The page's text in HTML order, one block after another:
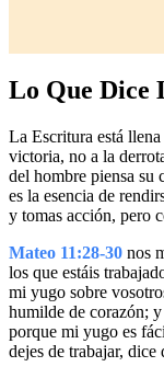
Lo Que Dice
La Escritura está
victoria, no a la
del hombre piensa su
es la esencia de
y tomas acción, pero
Mateo 11:28-30 nos
los que estáis
mi yugo sobre
humilde de corazón; y
porque mi yugo es
dejes de trabajar,